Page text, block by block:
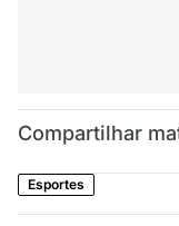
Compartilhar
Esportes